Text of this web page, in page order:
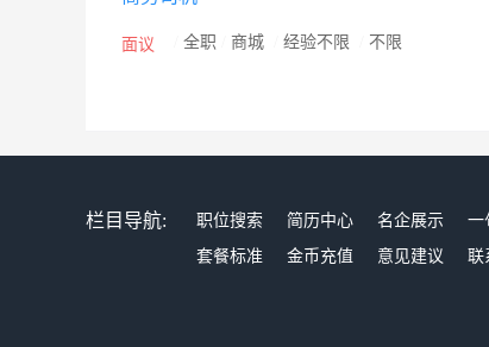
要。公司在开展业务活动中，始终遵循“科学公正
格遵守国家有关法律法规和行业标准规范，切实
企业凝聚力、吸引力、向心力。公司将始终以科
效的服务。
面议 全职 商城 经验不限 不限
栏目导航: 职位搜索 简历中心 名企展示 一
套餐标准
金币充值 意见建议 联